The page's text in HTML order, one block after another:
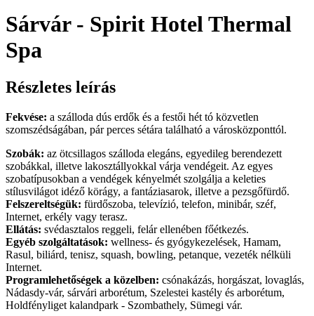
Sárvár - Spirit Hotel Thermal
Spa
Részletes leírás
Fekvése: a szálloda dús erdők és a festői hét tó közvetlen
szomszédságában, pár perces sétára található a városközponttól.
Szobák: az ötcsillagos szálloda elegáns, egyedileg berendezett
szobákkal, illetve lakosztállyokkal várja vendégeit. Az egyes
szobatípusokban a vendégek kényelmét szolgálja a keleties
stílusvilágot idéző körágy, a fantáziasarok, illetve a pezsgőfürdő.
Felszereltségük: fürdőszoba, televízió, telefon, minibár, széf,
Internet, erkély vagy terasz.
Ellátás: svédasztalos reggeli, felár ellenében főétkezés.
Egyéb szolgáltatások: wellness- és gyógykezelések, Hamam,
Rasul, biliárd, tenisz, squash, bowling, petanque, vezeték nélküli
Internet.
Programlehetőségek a közelben: csónakázás, horgászat, lovaglás,
Nádasdy-vár, sárvári arborétum, Szelestei kastély és arborétum,
Holdfényliget kalandpark - Szombathely, Sümegi vár.